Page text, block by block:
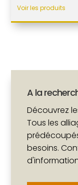
Voir les produits
A la
Découvrez
Tous les
besoins.